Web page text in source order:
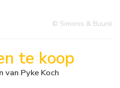
© Simonis & Buunk
te koop
van Pyke Koch